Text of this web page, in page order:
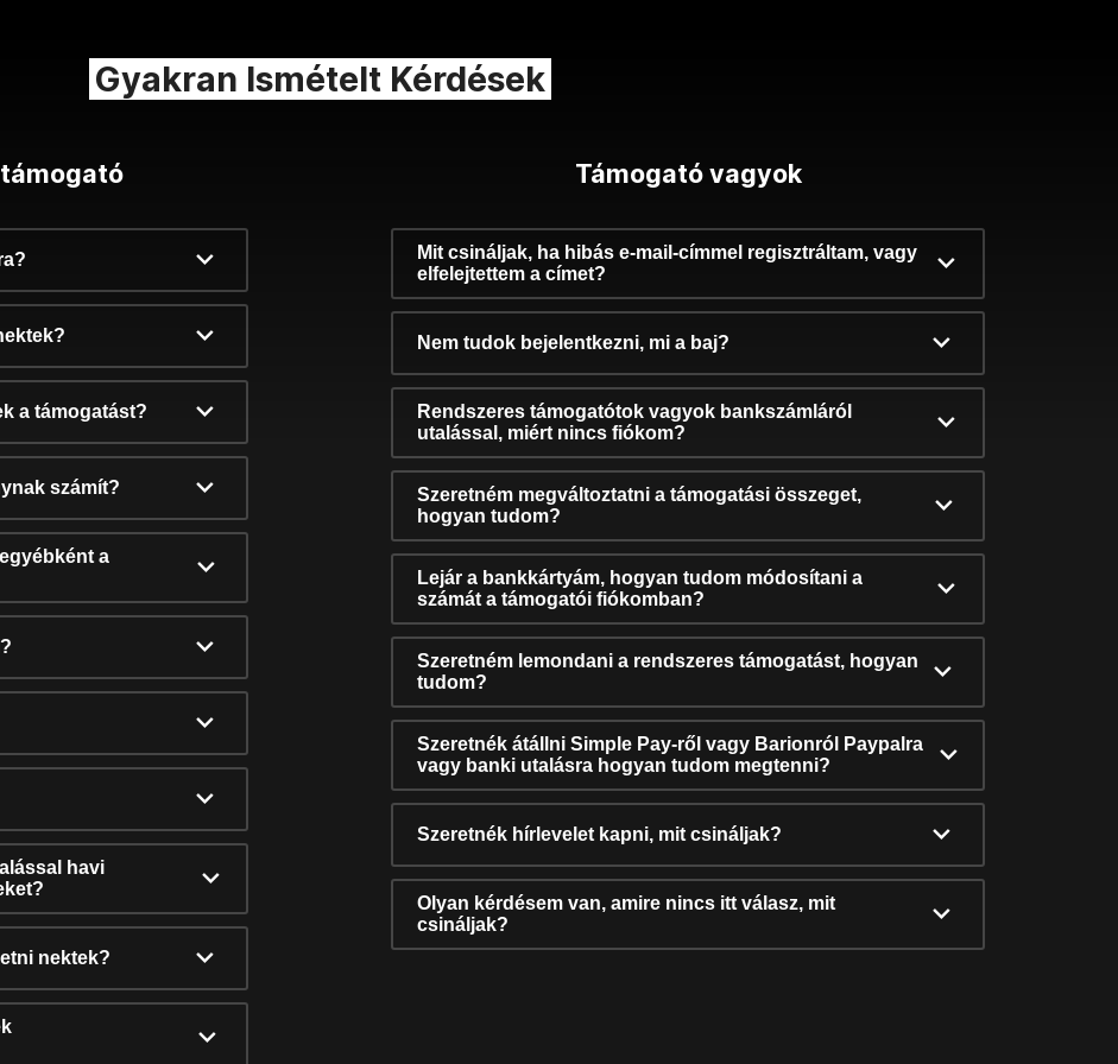
Gyakran Ismételt Kérdések
a támogatást?
számít?
a
havi
nektek?
Támogató vagyok
Mit csináljak, ha hibás e-mail-címmel regisztráltam, vagy
elfelejtettem a címet?
Nem tudok bejelentkezni, mi a baj?
Rendszeres támogatótok vagyok bankszámláról
utalással, miért nincs fiókom?
Szeretném megváltoztatni a támogatási összeget,
hogyan tudom?
Lejár a bankkártyám, hogyan tudom módosítani a
számát a támogatói fiókomban?
Szeretném lemondani a rendszeres támogatást, hogyan
tudom?
Szeretnék átállni Simple Pay-ről vagy Barionról Paypalra
vagy banki utalásra hogyan tudom megtenni?
Szeretnék hírlevelet kapni, mit csináljak?
Olyan kérdésem van, amire nincs itt válasz, mit
csináljak?